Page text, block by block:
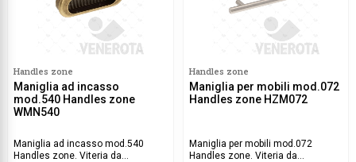
Handles zone
Maniglia ad incasso
mod.540 Handles zone
WMN540
Maniglia ad incasso mod.540
Handles zone. Viteria da
Handles zone
Maniglia per mobili mod.072
Handles zone HZM072
Maniglia per mobili mod.072
Handles zone. Viteria da